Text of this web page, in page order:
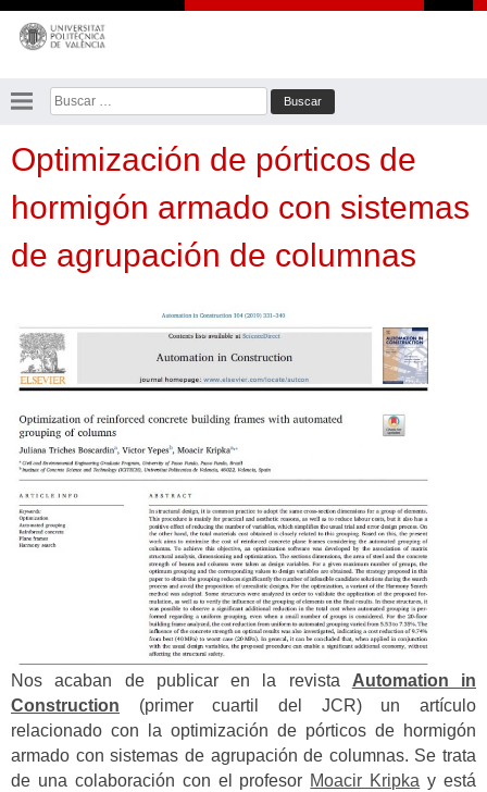
Saltar
contenido
Buscar:
Optimización de pórticos de
hormigón armado con sistemas
de agrupación de columnas
Nos acaban de publicar en la revista Automation in
Construction (primer cuartil del JCR) un artículo
relacionado con la optimización de pórticos de hormigón
armado con sistemas de agrupación de columnas. Se trata
de una colaboración con el profesor Moacir Kripka y está